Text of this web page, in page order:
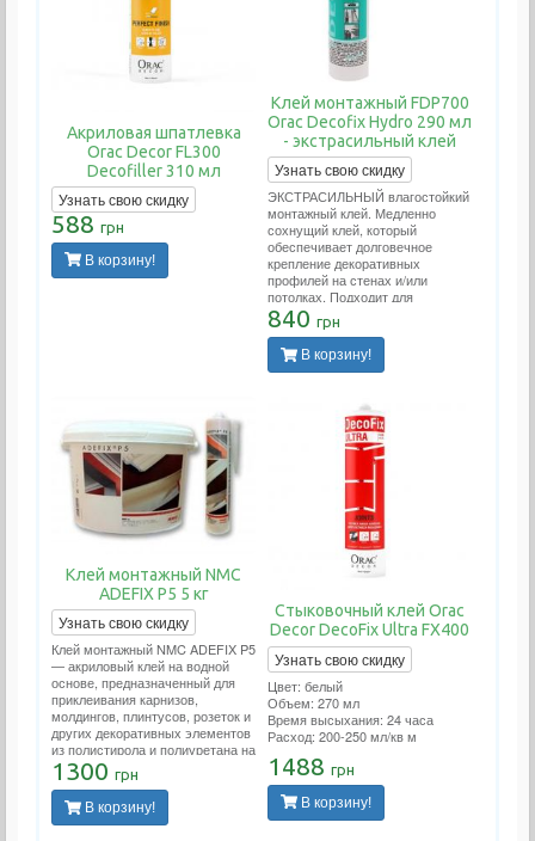
Акриловая шпатлевка
Orac Decor FL300
Decofiller 310 мл
Узнать свою скидку
588 грн
В корзину!
Клей монтажный FDP700
Orac Decofix Hydro 290 мл
- экстрасильный клей
Узнать свою скидку
ЭКСТРАСИЛЬНЫЙ влагостойкий
монтажный клей. Медленно
сохнущий клей, который
обеспечивает долговечное
крепление декоративных
профилей на стенах и/или
потолках. Подходит для
проведения внутренних работ и
применения на пористых
поверхностях. Применяется во
влажных помещениях (ванных.
840 грн
В корзину!
Клей монтажный NMC
ADEFIX P5 5 кг
Узнать свою скидку
Клей монтажный NMC ADEFIX P5
— акриловый клей на водной
основе, предназначенный для
приклеивания карнизов,
молдингов, плинтусов, розеток и
других декоративных элементов
из полистирола и полиуретана на
ДВП, ДСП, гипсокартон,
гипсоволокно, штукатурку, бетон
и другие поверхности.
1300 грн
В корзину!
Стыковочный клей Orac
Decor DecoFix Ultra FX400
Узнать свою скидку
Цвет: белый
Объем: 270 мл
Время высыхания: 24 часа
Расход: 200-250 мл/кв м
1488 грн
В корзину!